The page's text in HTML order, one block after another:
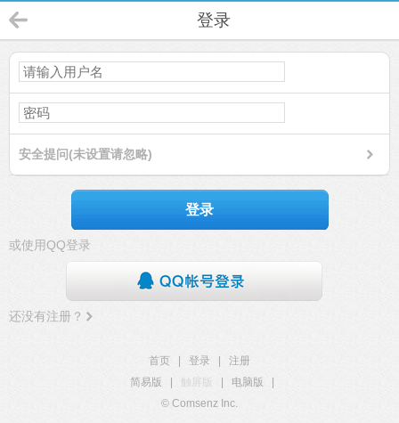
登录
安全提问(未设置请忽略)
登录
或使用QQ登录
还没有注册？
首页 登录
注册
简易版
触屏版 电脑版
© Comsenz Inc.